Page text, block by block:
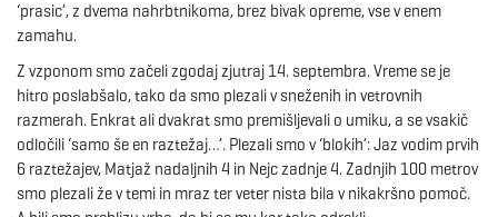
‘prasic’, z dvema nahrbtnikoma, brez bivak opreme, vse v enem
zamahu.
Z vzponom smo začeli zgodaj zjutraj 14. septembra. Vreme se je
hitro poslabšalo, tako da smo plezali v sneženih in vetrovnih
razmerah. Enkrat ali dvakrat smo premišljevali o umiku, a se vsakič
odločili ‘samo še en raztežaj…’. Plezali smo v ‘blokih’: Jaz vodim prvih
6 raztežajev, Matjaž nadaljnih 4 in Nejc zadnje 4. Zadnjih 100 metrov
smo plezali že v temi in mraz ter veter nista bila v nikakršno pomoč.